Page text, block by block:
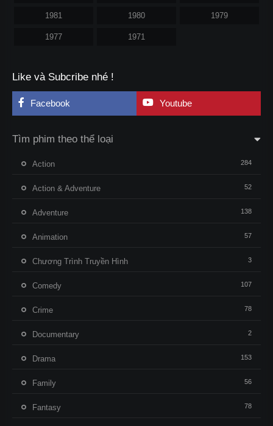
1981 1980 1979
1977 1971
Like và Subcribe nhé !
Facebook Youtube
Tìm phim theo thể loại
Action 284
Action & Adventure 52
Adventure 138
Animation 57
Chương Trình Truyền Hình 3
Comedy 107
Crime 78
Documentary 2
Drama 153
Family 56
Fantasy 78